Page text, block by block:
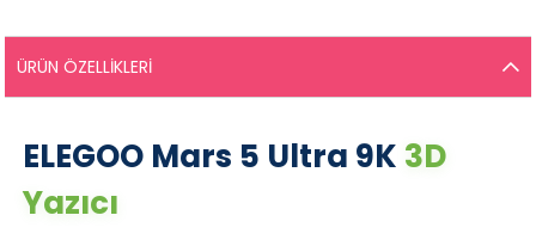
ÜRÜN ÖZELLIKLERI
ELEGOO Mars 5 Ultra 9K 3D
Yazıcı